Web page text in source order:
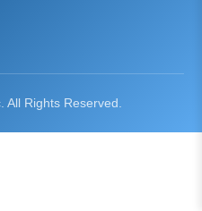
Rights Reserved.